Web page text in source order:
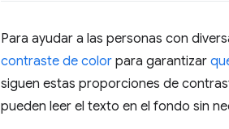
Para ayudar a las personas con
contraste de color para garantizar
siguen estas proporciones de
pueden leer el texto en el fondo sin